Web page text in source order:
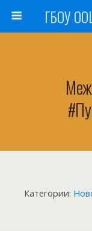
ГБОУ
Категории: